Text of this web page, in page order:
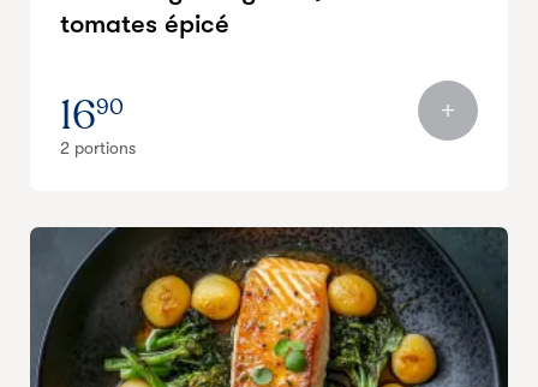
tomates épicé
1690
2 portions